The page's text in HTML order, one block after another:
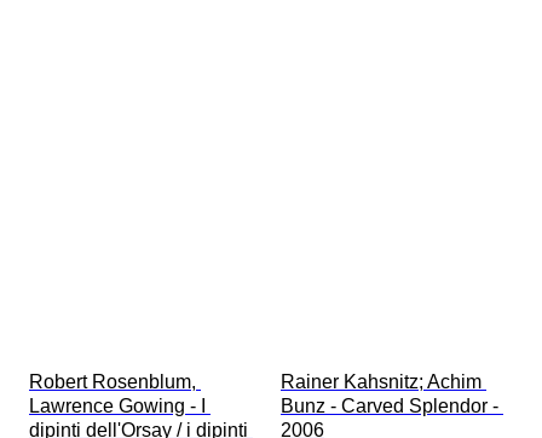
Robert Rosenblum,
Lawrence Gowing - I
dipinti dell'Orsay / i dipinti
Rainer Kahsnitz; Achim
Bunz - Carved Splendor -
2006